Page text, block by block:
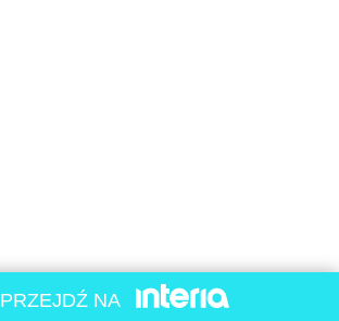
PRZEJDŹ NA